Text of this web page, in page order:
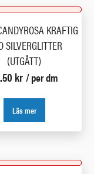
KRAFTIG
SILVERGLITTER
(UTGÅTT)
kr / per dm
Läs mer